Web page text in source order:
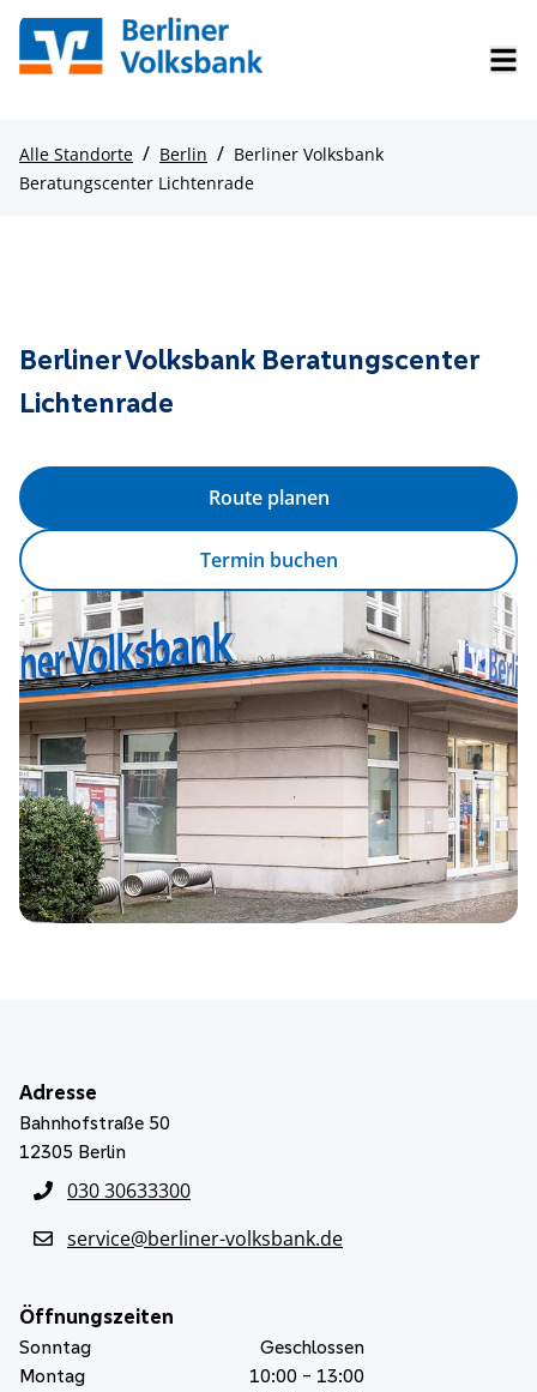
Alle Standorte / Berlin / Berliner Volksbank
Beratungscenter Lichtenrade
Berliner Volksbank Beratungscenter
Lichtenrade
Route planen
Termin buchen
Adresse
Bahnhofstraße 50
12305 Berlin
030 30633300
service@berliner-volksbank.de
Öffnungszeiten
Sonntag
Geschlossen
Montag
10:00 - 13:00